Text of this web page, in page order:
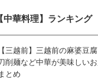
中華料理】ランキング
【三越前】三越前の麻婆豆腐
削麺など中華が美味しい
とめ